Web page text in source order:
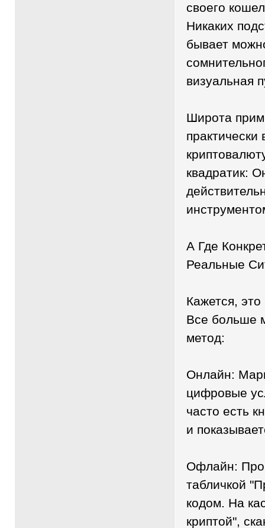
своего
Никаких
бывает
визуальная
Широта
практически
квадратик:
А Где
Реальные
Кажется,
Все больше
метод:
Онлайн:
цифровые
часто есть
и
Офлайн:
табличкой
кодом. На
криптой",